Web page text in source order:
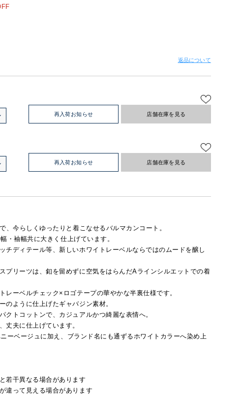
返品について
再入荷お知らせ 店舗在庫を見る
再入荷お知らせ 店舗在庫を見る
、今らしくゆったりと着こなせるバルマカンコート。
・袖幅共に大きく仕上げています。
チディテール等、新しいホワイトレーベルならではのムードを醸し
プリーツは、釦を留めずに空気をはらんだAラインシルエットでの着
レーベルチェック×ロゴテープの華やかな半裏仕様です。
のように仕上げたギャバジン素材。
クトコットンで、カジュアルかつ綺麗な表情へ。
丈夫に仕上げています。
ーベージュに加え、ブランド名にも通ずるホワイトカラーへ染め上
若干異なる場合があります
違って見える場合があります